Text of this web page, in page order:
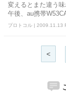
変えるとまた違う
午後、au携帯
プロトコル | 2009.11.13
<